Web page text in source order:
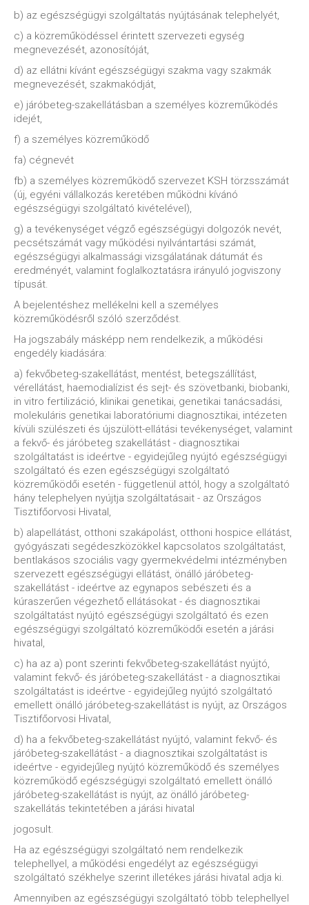
b) az egészségügyi szolgáltatás nyújtásának telephelyét,
c) a közreműködéssel érintett szervezeti egység
megnevezését, azonosítóját,
d) az ellátni kívánt egészségügyi szakma vagy szakmák
megnevezését, szakmakódját,
e) járóbeteg-szakellátásban a személyes közreműködés
idejét,
f) a személyes közreműködő
fa) cégnevét
fb) a személyes közreműködő szervezet KSH törzsszámát
(új, egyéni vállalkozás keretében működni kívánó
egészségügyi szolgáltató kivételével),
g) a tevékenységet végző egészségügyi dolgozók nevét,
pecsétszámát vagy működési nyilvántartási számát,
egészségügyi alkalmassági vizsgálatának dátumát és
eredményét, valamint foglalkoztatásra irányuló jogviszony
típusát.
A bejelentéshez mellékelni kell a személyes
közreműködésről szóló szerződést.
Ha jogszabály másképp nem rendelkezik, a működési
engedély kiadására:
a) fekvőbeteg-szakellátást, mentést, betegszállítást,
vérellátást, haemodialízist és sejt- és szövetbanki, biobanki,
in vitro fertilizáció, klinikai genetikai, genetikai tanácsadási,
molekuláris genetikai laboratóriumi diagnosztikai, intézeten
kívüli szülészeti és újszülött-ellátási tevékenységet, valamint
a fekvő- és járóbeteg szakellátást - diagnosztikai
szolgáltatást is ideértve - egyidejűleg nyújtó egészségügyi
szolgáltató és ezen egészségügyi szolgáltató
közreműködői esetén - függetlenül attól, hogy a szolgáltató
hány telephelyen nyújtja szolgáltatásait - az Országos
Tisztifőorvosi Hivatal,
b) alapellátást, otthoni szakápolást, otthoni hospice ellátást,
gyógyászati segédeszközökkel kapcsolatos szolgáltatást,
bentlakásos szociális vagy gyermekvédelmi intézményben
szervezett egészségügyi ellátást, önálló járóbeteg-
szakellátást - ideértve az egynapos sebészeti és a
kúraszerűen végezhető ellátásokat - és diagnosztikai
szolgáltatást nyújtó egészségügyi szolgáltató és ezen
egészségügyi szolgáltató közreműködői esetén a járási
hivatal,
c) ha az a) pont szerinti fekvőbeteg-szakellátást nyújtó,
valamint fekvő- és járóbeteg-szakellátást - a diagnosztikai
szolgáltatást is ideértve - egyidejűleg nyújtó szolgáltató
emellett önálló járóbeteg-szakellátást is nyújt, az Országos
Tisztifőorvosi Hivatal,
d) ha a fekvőbeteg-szakellátást nyújtó, valamint fekvő- és
járóbeteg-szakellátást - a diagnosztikai szolgáltatást is
ideértve - egyidejűleg nyújtó közreműködő és személyes
közreműködő egészségügyi szolgáltató emellett önálló
járóbeteg-szakellátást is nyújt, az önálló járóbeteg-
szakellátás tekintetében a járási hivatal
jogosult.
Ha az egészségügyi szolgáltató nem rendelkezik
telephellyel, a működési engedélyt az egészségügyi
szolgáltató székhelye szerint illetékes járási hivatal adja ki.
Amennyiben az egészségügyi szolgáltató több telephellyel